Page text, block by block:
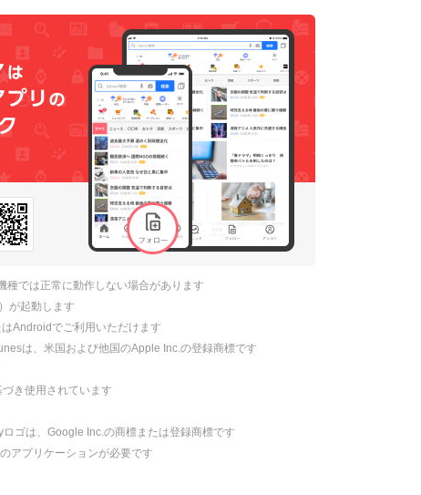
では正常に動作しない場合があります
が起動します
Androidでご利用いただけます
は、米国および他国のApple Inc.の登録商標です
き使用されています
ゴは、Google Inc.の商標または登録商標です
アプリケーションが必要です